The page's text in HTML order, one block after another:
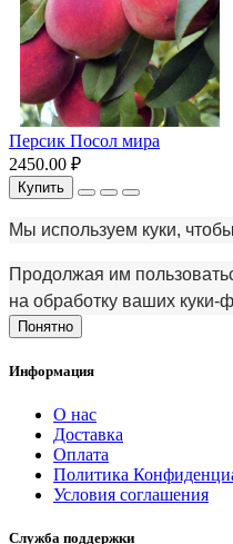
Персик Посол мира
2450.00 ₽
Купить
Мы используем куки,
Продолжая им
на обработку ваших
Понятно
Информация
О нас
Доставка
Оплата
Политика
Условия соглашения
Служба поддержки